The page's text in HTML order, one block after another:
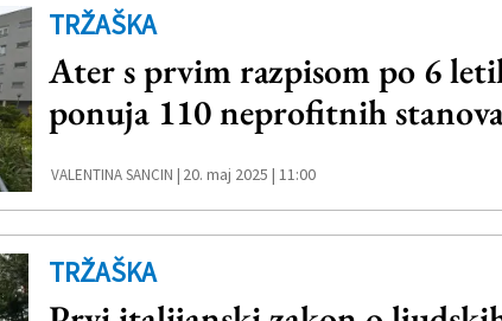
TRŽAŠKA
Ater s prvim razpisom po 6
ponuja 110 neprofitnih
VALENTINA SANCIN | 20. maj 2025 | 11:00
TRŽAŠKA